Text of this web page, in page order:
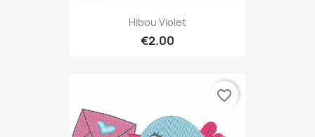
Hibou Violet
€2.00
favorite_border